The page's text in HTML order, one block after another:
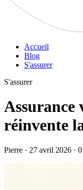
Accueil
Blog
S'assurer
S'assurer
Assurance
réinvente
Pierre · 27 avril 2026 ·